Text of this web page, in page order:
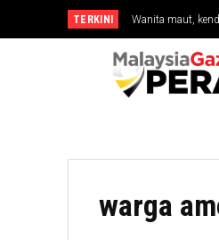
TERKINI Wanita maut,
warga